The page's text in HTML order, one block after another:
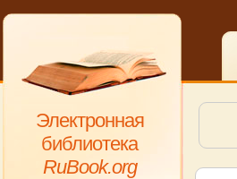
Электронная
библиотека
RuBook.org